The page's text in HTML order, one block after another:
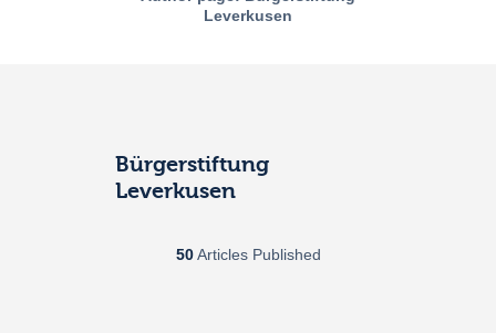
Leverkusen
Bürgerstiftung
Leverkusen
50Articles Published